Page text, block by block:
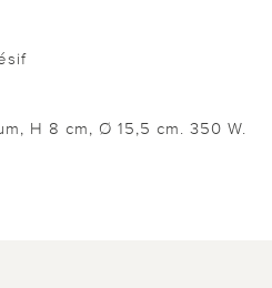
H 8 cm, Ø 15,5 cm. 350 W.